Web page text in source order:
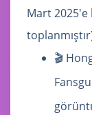
Mart
🎬